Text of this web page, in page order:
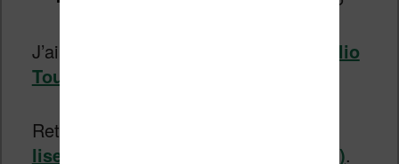
J’ai testé avec succès ces jeux sur
Vivlio
Touch Lux 5
Retrouvez le guide des
liseuses Pocketbook (en cliquant ici).